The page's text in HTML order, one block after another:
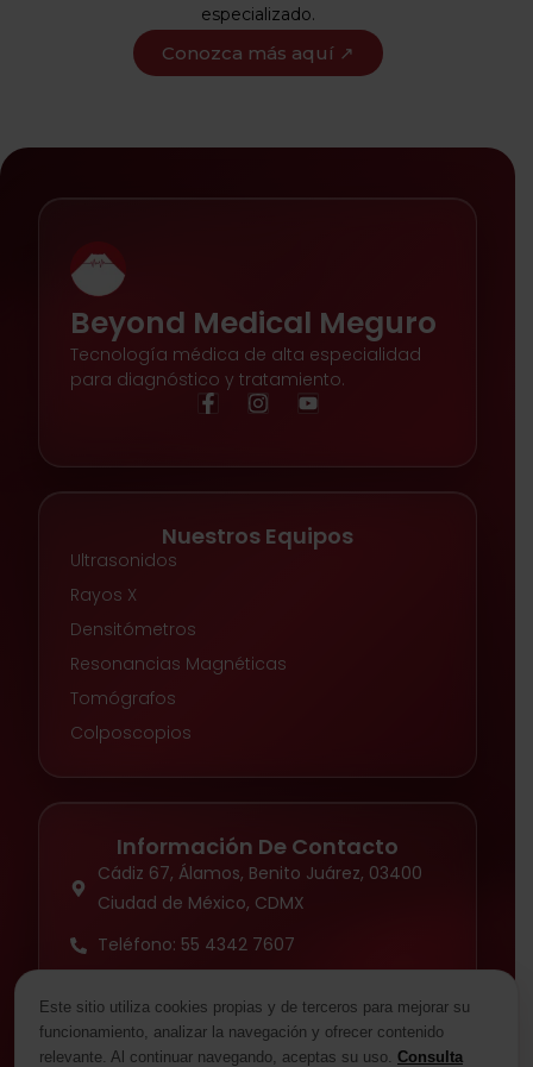
especializado.
Conozca más aquí ↗
Beyond Medical Meguro
Tecnología médica de alta especialidad
para diagnóstico y tratamiento.
Nuestros Equipos
Ultrasonidos
Rayos X
Densitómetros
Resonancias Magnéticas
Tomógrafos
Colposcopios
Información De Contacto
Cádiz 67, Álamos, Benito Juárez, 03400
Ciudad de México, CDMX
Teléfono: 55 4342 7607
Sobre Nosotros
Enlaces Rápidos
Este sitio utiliza cookies propias y de terceros para mejorar su
funcionamiento, analizar la navegación y ofrecer contenido
relevante. Al continuar navegando, aceptas su uso. Consulta